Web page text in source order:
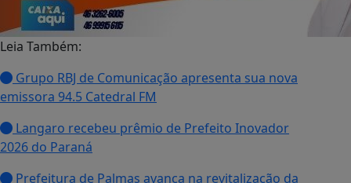
Leia Também:
Grupo RBJ de Comunicação apresenta sua nova
emissora 94.5 Catedral FM
Langaro recebeu prêmio de Prefeito Inovador
2026 do Paraná
Prefeitura de Palmas avança na revitalização da